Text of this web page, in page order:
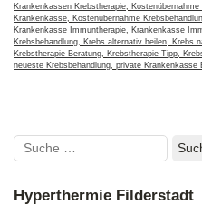
Krankenkassen Krebstherapie
Krankenkasse
Kostenübernahme
Krankenkasse Immuntherapie
Krankenkasse
Krebsbehandlung
Krebs alternativ heilen Krebs
Krebstherapie Beratung
Krebstherapie Tipp
neueste Krebsbehandlung private Krankenkasse
Suchen
nach:
Hyperthermie Filderstadt